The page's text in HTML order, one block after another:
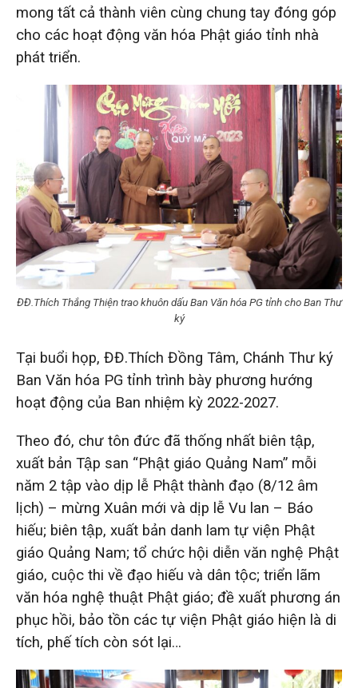
mong tất cả thành viên cùng chung tay đóng góp
cho các hoạt động văn hóa Phật giáo tỉnh nhà
phát triển.
ĐĐ.Thích Thắng Thiện trao khuôn dấu Ban Văn hóa PG tỉnh cho Ban Thư
ký
Tại buổi họp, ĐĐ.Thích Đồng Tâm, Chánh Thư ký
Ban Văn hóa PG tỉnh trình bày phương hướng
hoạt động của Ban nhiệm kỳ 2022-2027.
Theo đó, chư tôn đức đã thống nhất biên tập,
xuất bản Tập san “Phật giáo Quảng Nam” mỗi
năm 2 tập vào dịp lễ Phật thành đạo (8/12 âm
lịch) – mừng Xuân mới và dịp lễ Vu lan – Báo
hiếu; biên tập, xuất bản danh lam tự viện Phật
giáo Quảng Nam; tổ chức hội diễn văn nghệ Phật
giáo, cuộc thi về đạo hiếu và dân tộc; triển lãm
văn hóa nghệ thuật Phật giáo; đề xuất phương án
phục hồi, bảo tồn các tự viện Phật giáo hiện là di
tích, phế tích còn sót lại…